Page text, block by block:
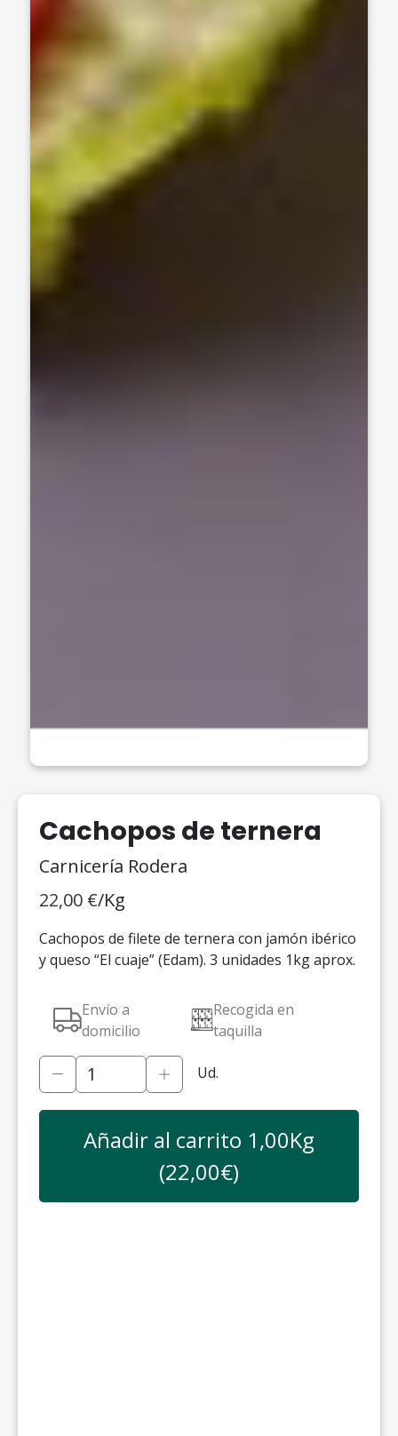
Cachopos de ternera
Carnicería Rodera
22,00 €/Kg
Cachopos de filete de ternera con jamón ibérico
y queso “El cuaje” (Edam). 3 unidades 1kg aprox.
Envío a
domicilio
Recogida en
taquilla
Ud.
Añadir al carrito 1,00Kg
(22,00€)